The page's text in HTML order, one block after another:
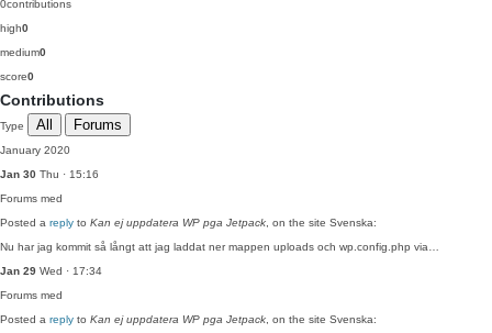
0contributions
high0
medium0
score0
Contributions
Type All Forums
January 2020
Jan 30 Thu · 15:16
Forums med
Posted a reply to Kan ej uppdatera WP pga Jetpack , on the site Svenska:
Nu har jag kommit så långt att jag laddat ner mappen uploads och wp.config.php via…
Jan 29 Wed · 17:34
Forums med
Posted a reply to Kan ej uppdatera WP pga Jetpack , on the site Svenska: